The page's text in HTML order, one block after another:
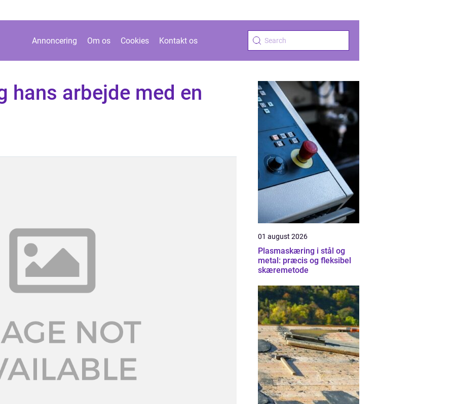
Annoncering Om os Cookies Kontakt os
hans arbejde med en
01 august 2026
Plasmaskæring i stål og
metal: præcis og fleksibel
skæremetode